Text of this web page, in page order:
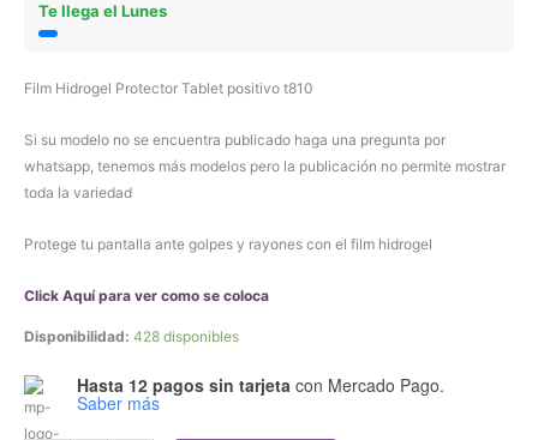
Te llega el Lunes
Film Hidrogel Protector Tablet positivo t810
Si su modelo no se encuentra publicado haga una pregunta por
whatsapp, tenemos más modelos pero la publicación no permite mostrar
toda la variedad
Protege tu pantalla ante golpes y rayones con el film hidrogel
Click Aquí para ver como se coloca
Disponibilidad: 428 disponibles
Hasta 12 pagos sin tarjeta con Mercado Pago.
Saber más